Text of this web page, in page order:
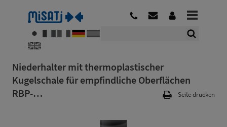
Niederhalter mit thermoplastischer
Kugelschale für empfindliche Oberflächen
RBP-…
Seite drucken